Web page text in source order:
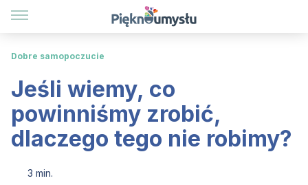
Dobre samopoczucie
Jeśli wiemy, co
powinniśmy zrobić,
dlaczego tego nie robimy?
3 min.